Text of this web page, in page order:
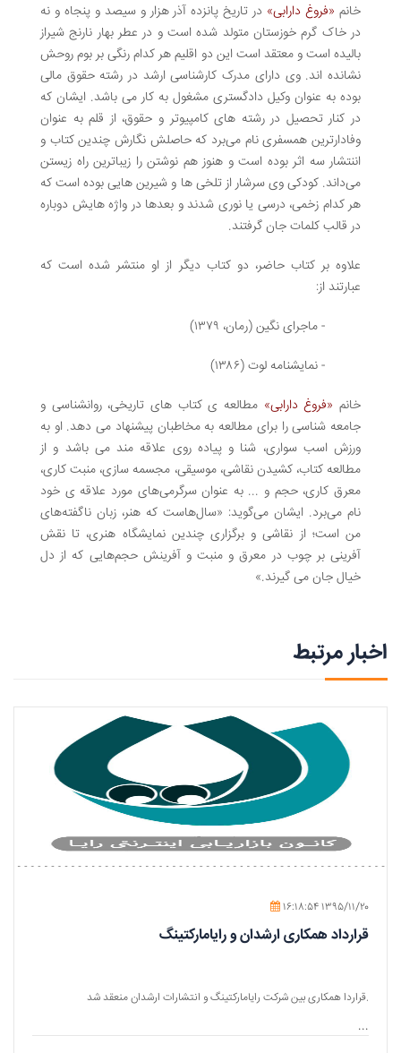
خانم «فروغ دارابی» در تاریخ پانزده آذر هزار و سیصد و پنجاه و نه
در خاک گرم خوزستان متولد شده است و در عطر بهار نارنج شیراز
بالیده است و معتقد است این دو اقلیم هر کدام رنگی بر بوم روحش
نشانده اند. وی دارای مدرک کارشناسی ارشد در رشته حقوق مالی
بوده به عنوان وکیل دادگستری مشغول به کار می باشد. ایشان که
در کنار تحصیل در رشته های کامپیوتر و حقوق، از قلم به عنوان
وفادارترین همسفری نام می‌برد که حاصلش نگارش چندین کتاب و
اننتشار سه اثر بوده است و هنوز هم نوشتن را زیباترین راه زیستن
می‌داند. کودکی وی سرشار از تلخی ها و شیرین هایی بوده است که
هر کدام زخمی، درسی یا نوری شدند و بعدها در واژه هایش دوباره
در قالب کلمات جان گرفتند.
علاوه بر کتاب حاضر، دو کتاب دیگر از او منتشر شده است که
عبارتند از:
- ماجرای نگین (رمان، ۱۳۷۹)
- نمایشنامه لوت (۱۳۸۶)
خانم «فروغ دارابی» مطالعه ی کتاب های تاریخی، روانشناسی و
جامعه شناسی را برای مطالعه به مخاطبان پیشنهاد می دهد. او به
ورزش اسب سواری، شنا و پیاده روی علاقه مند می باشد و از
مطالعه کتاب، کشیدن نقاشی، موسیقی، مجسمه سازی، منبت کاری،
معرق کاری، حجم و ... به عنوان سرگرمی‌های مورد علاقه ی خود
نام می‌برد. ایشان می‌گوید: «سال‌هاست که هنر، زبان ناگفته‌های
من است؛ از نقاشی و برگزاری چندین نمایشگاه هنری، تا نقش
آفرینی بر چوب در معرق و منبت و آفرینش حجم‌هایی که از دل
خیال جان ‌می گیرند.»
اخبار مرتبط
۱۶:۱۸:۵۴ ۱۳۹۵/۱۱/۲۰
قرارداد همکاری ارشدان و رایامارکتینگ
قراردا همکاری بین شرکت رایامارکتینگ و انتشارات ارشدان منعقد شد.
...